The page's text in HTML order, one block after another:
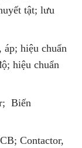
tật;lưu
áp;hiệu chuẩn
;hiệu chuẩn
Biến
Contactor,